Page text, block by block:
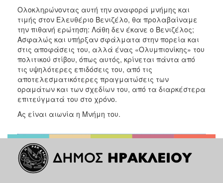
Ολοκληρώνοντας αυτή την αναφορά μνήμης και
τιμής στον Ελευθέριο Βενιζέλο, θα προλαβαίναμε
την πιθανή ερώτηση: Λάθη δεν έκανε ο Βενιζέλος;
Ασφαλώς και υπήρξαν σφάλματα στην πορεία και
στις αποφάσεις του, αλλά ένας «Ολυμπιονίκης» του
πολιτικού στίβου, όπως αυτός, κρίνεται πάντα από
τις υψηλότερες επιδόσεις του, από τις
αποτελεσματικότερες πραγματώσεις των
οραμάτων και των σχεδίων του, από τα διαρκέστερα
επιτεύγματά του στο χρόνο.
Ας είναι αιωνία η Μνήμη του.